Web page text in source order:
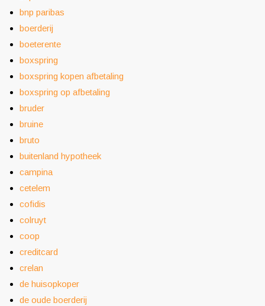
bnp paribas
boerderij
boeterente
boxspring
boxspring kopen afbetaling
boxspring op afbetaling
bruder
bruine
bruto
buitenland hypotheek
campina
cetelem
cofidis
colruyt
coop
creditcard
crelan
de huisopkoper
de oude boerderij